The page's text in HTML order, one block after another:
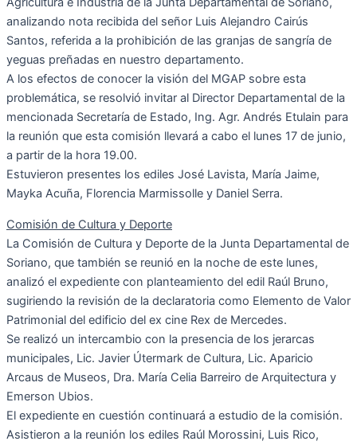
analizando nota recibida del señor Luis Alejandro Cairús
Santos, referida a la prohibición de las granjas de sangría de
yeguas preñadas en nuestro departamento.
A los efectos de conocer la visión del MGAP sobre esta
problemática, se resolvió invitar al Director Departamental de la
mencionada Secretaría de Estado, Ing. Agr. Andrés Etulain para
la reunión que esta comisión llevará a cabo el lunes 17 de junio,
a partir de la hora 19.00.
Estuvieron presentes los ediles José Lavista, María Jaime,
Mayka Acuña, Florencia Marmissolle y Daniel Serra.
Comisión de Cultura y Deporte
La Comisión de Cultura y Deporte de la Junta Departamental de
Soriano, que también se reunió en la noche de este lunes,
analizó el expediente con planteamiento del edil Raúl Bruno,
sugiriendo la revisión de la declaratoria como Elemento de Valor
Patrimonial del edificio del ex cine Rex de Mercedes.
Se realizó un intercambio con la presencia de los jerarcas
municipales, Lic. Javier Útermark de Cultura, Lic. Aparicio
Arcaus de Museos, Dra. María Celia Barreiro de Arquitectura y
Emerson Ubios.
El expediente en cuestión continuará a estudio de la comisión.
Asistieron a la reunión los ediles Raúl Morossini, Luis Rico,